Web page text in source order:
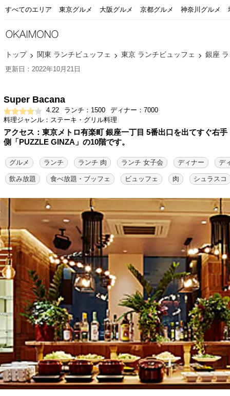
すべてのエリア 東京グルメ 大阪グルメ 京都グルメ 神奈川グルメ
トップ 関東 ランチビュッフェ 東京 ランチビュッフェ 銀座
更新日：2022年10月21日
Super Bacana
4.22 ランチ：1500
ディナー：7000
料理ジャンル：ステーキ・グリル料理
アクセス：東京メトロ有楽町 銀座一丁目 5番出口を出てすぐ右手
側「PUZZLE GINZA」の10階です。
グルメ ランチ ランチ 肉 ランチ 女子会 ディナー デ
飲み放題 食べ放題・ブッフェ ビュッフェ 肉 シュラスコ